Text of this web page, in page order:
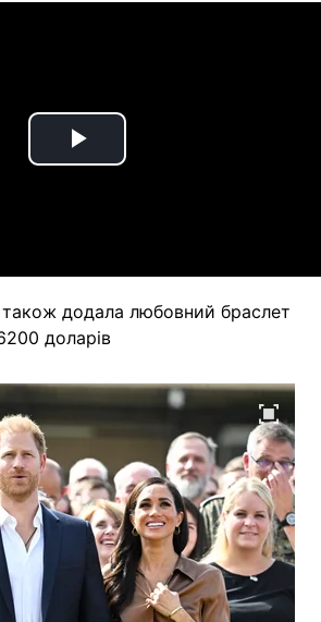
Play
додала любовний браслет
доларів